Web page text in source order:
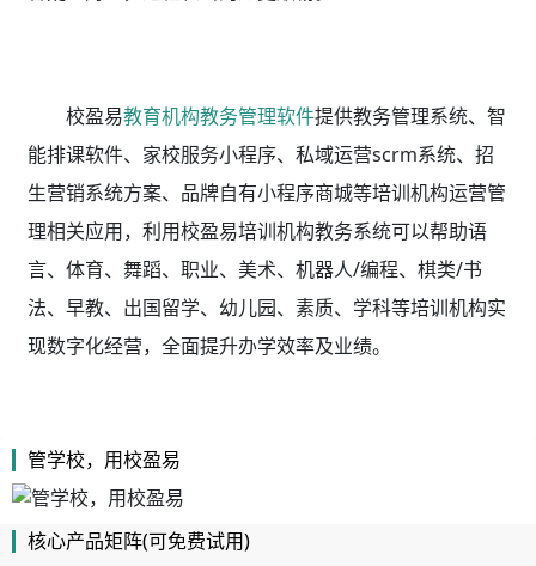
校盈易教育机构教务管理软件提供教务管理系统、智
能排课软件、家校服务小程序、私域运营scrm系统、招
生营销系统方案、品牌自有小程序商城等培训机构运营管
理相关应用，利用校盈易培训机构教务系统可以帮助语
言、体育、舞蹈、职业、美术、机器人/编程、棋类/书
法、早教、出国留学、幼儿园、素质、学科等培训机构实
现数字化经营，全面提升办学效率及业绩。
管学校，用校盈易
核心产品矩阵(可免费试用)